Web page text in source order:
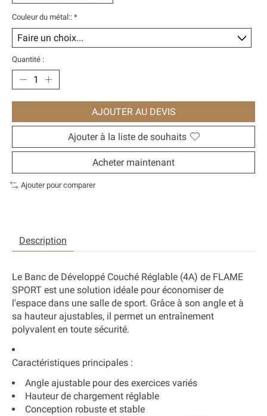
Couleur du métal:: *
Quantité :
AJOUTER AU DEVIS
Ajouter à la liste de souhaits
Acheter maintenant
Ajouter pour comparer
Description
Le Banc de Développé Couché Réglable (4A) de FLAME
SPORT est une solution idéale pour économiser de
l'espace dans une salle de sport. Grâce à son angle et à
sa hauteur ajustables, il permet un entraînement
polyvalent en toute sécurité.
Caractéristiques principales :
Angle ajustable pour des exercices variés
Hauteur de chargement réglable
Conception robuste et stable